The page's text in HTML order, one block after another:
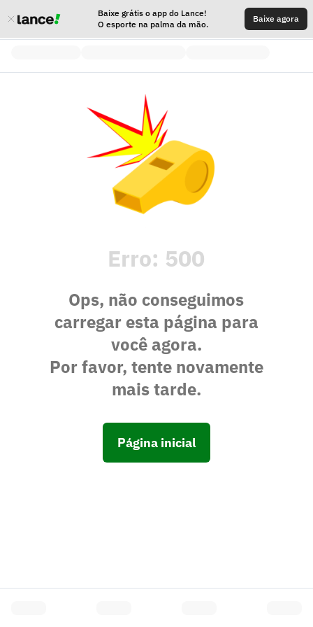
Baixe grátis o app do Lance!
O esporte na palma da mão.
Baixe agora
Erro: 500
Ops, não conseguimos
carregar esta página para
você agora.
Por favor, tente novamente
mais tarde.
Página inicial